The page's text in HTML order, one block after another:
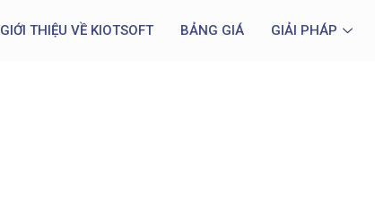
GIỚI THIỆU VỀ KIOTSOFT BẢNG GIÁ GIẢI PHÁP